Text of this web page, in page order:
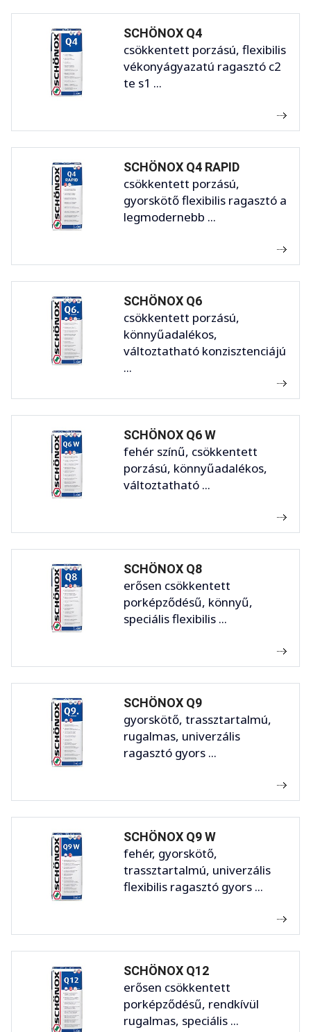
SCHÖNOX Q4
csökkentett porzású, flexibilis
vékonyágyazatú ragasztó c2
te s1 ...
SCHÖNOX Q4 RAPID
csökkentett porzású,
gyorskötő flexibilis ragasztó a
legmodernebb ...
SCHÖNOX Q6
csökkentett porzású,
könnyűadalékos,
változtatható konzisztenciájú
...
SCHÖNOX Q6 W
fehér színű, csökkentett
porzású, könnyűadalékos,
változtatható ...
SCHÖNOX Q8
erősen csökkentett
porképződésű, könnyű,
speciális flexibilis ...
SCHÖNOX Q9
gyorskötő, trassztartalmú,
rugalmas, univerzális
ragasztó gyors ...
SCHÖNOX Q9 W
fehér, gyorskötő,
trassztartalmú, univerzális
flexibilis ragasztó gyors ...
SCHÖNOX Q12
erősen csökkentett
porképződésű, rendkívül
rugalmas, speciális ...